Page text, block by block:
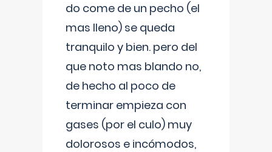
do come de un pecho (el
mas lleno) se queda
tranquilo y bien. pero del
que noto mas blando no,
de hecho al poco de
terminar empieza con
gases (por el culo) muy
dolorosos e incómodos,